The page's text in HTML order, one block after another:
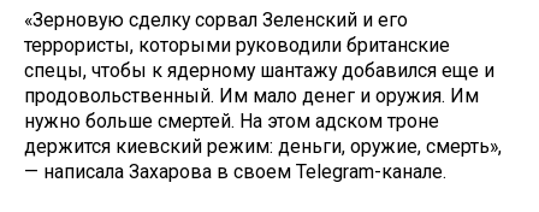
«Зерновую сделку сорвал Зеленский и его
террористы, которыми руководили британские
спецы, чтобы к ядерному шантажу добавился еще и
продовольственный. Им мало денег и оружия. Им
нужно больше смертей. На этом адском троне
держится киевский режим: деньги, оружие, смерть»,
— написала Захарова в своем Telegram-канале.